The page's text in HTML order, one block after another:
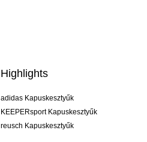
Highlights
adidas Kapuskesztyűk
KEEPERsport Kapuskesztyűk
reusch Kapuskesztyűk